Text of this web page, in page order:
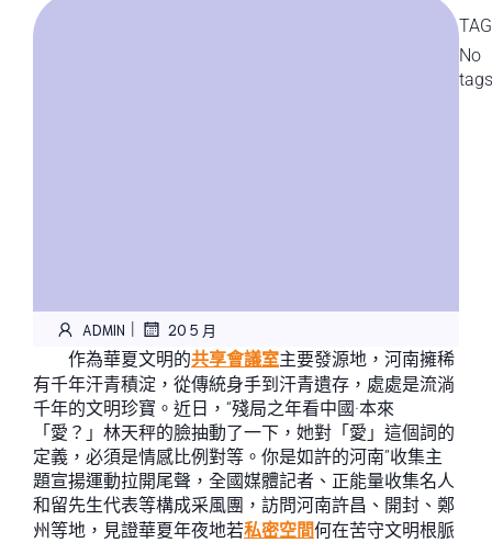
ADMIN | 20 5 月
作為華夏文明的共享會議室主要發源地，河南擁稀
有千年汗青積淀，從傳統身手到汗青遺存，處處是流淌
千年的文明珍寶。近日，“殘局之年看中國·本來
「愛？」林天秤的臉抽動了一下，她對「愛」這個詞的
定義，必須是情感比例對等。你是如許的河南”收集主
題宣揚運動拉開尾聲，全國媒體記者、正能量收集名人
和留先生代表等構成采風團，訪問河南許昌、開封、鄭
州等地，見證華夏年夜地若私密空間何在苦守文明根脈
No
tags